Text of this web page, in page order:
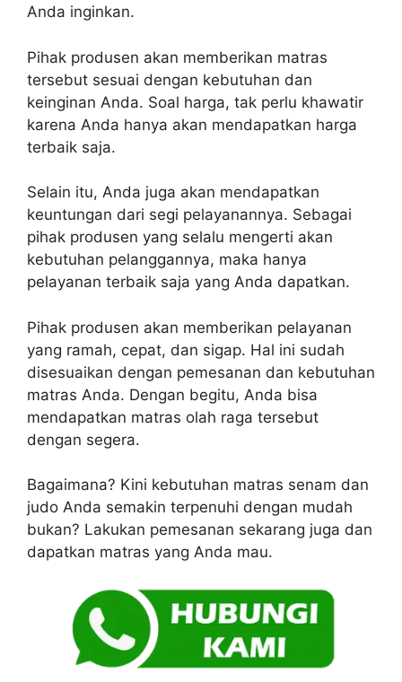
Anda inginkan.
Pihak produsen akan memberikan matras
tersebut sesuai dengan kebutuhan dan
keinginan Anda. Soal harga, tak perlu khawatir
karena Anda hanya akan mendapatkan harga
terbaik saja.
Selain itu, Anda juga akan mendapatkan
keuntungan dari segi pelayanannya. Sebagai
pihak produsen yang selalu mengerti akan
kebutuhan pelanggannya, maka hanya
pelayanan terbaik saja yang Anda dapatkan.
Pihak produsen akan memberikan pelayanan
yang ramah, cepat, dan sigap. Hal ini sudah
disesuaikan dengan pemesanan dan kebutuhan
matras Anda. Dengan begitu, Anda bisa
mendapatkan matras olah raga tersebut
dengan segera.
Bagaimana? Kini kebutuhan matras senam dan
judo Anda semakin terpenuhi dengan mudah
bukan? Lakukan pemesanan sekarang juga dan
dapatkan matras yang Anda mau.